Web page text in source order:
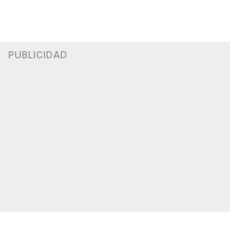
PUBLICIDAD